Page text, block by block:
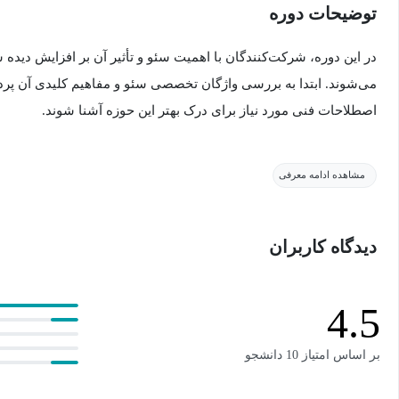
توضیحات دوره
در این دوره، شرکت‌کنندگان با اهمیت سئو و تأثیر آن بر افزایش
می‌شوند. ابتدا به بررسی واژگان تخصصی سئو و مفاهیم کلیدی آن
اصطلاحات فنی مورد نیاز برای درک بهتر این حوزه آشنا شوند.
هر کدام معرفی می‌شوند.
نحوه عملکرد موتورهای جستجو و تأثیر آن‌ها بر بهینه‌سازی سایت
دوره است. در نهایت، شرکت‌کنندگان با ابزارهای برتر و رایگان
این دوره برای کارآفرینان، صاحبان کسب‌وکارها، بازاریاب‌ها، و
مشاهده ادامه معرفی
دیدگاه کاربران
4.5
بر اساس امتیاز 10 دانشجو